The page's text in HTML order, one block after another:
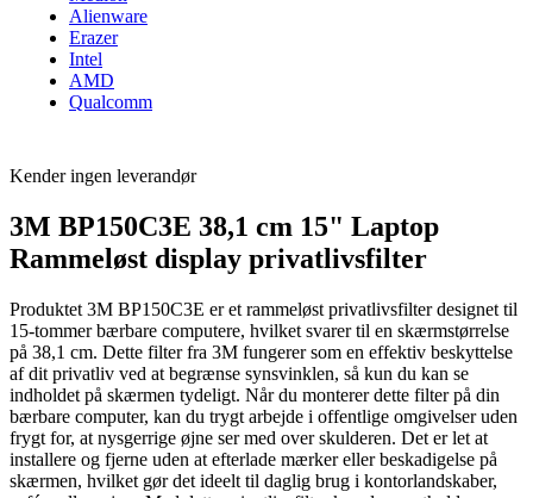
Alienware
Erazer
Intel
AMD
Qualcomm
Kender ingen leverandør
3M BP150C3E 38,1 cm 15" Laptop
Rammeløst display privatlivsfilter
Produktet 3M BP150C3E er et rammeløst privatlivsfilter designet til
15-tommer bærbare computere, hvilket svarer til en skærmstørrelse
på 38,1 cm. Dette filter fra 3M fungerer som en effektiv beskyttelse
af dit privatliv ved at begrænse synsvinklen, så kun du kan se
indholdet på skærmen tydeligt. Når du monterer dette filter på din
bærbare computer, kan du trygt arbejde i offentlige omgivelser uden
frygt for, at nysgerrige øjne ser med over skulderen. Det er let at
installere og fjerne uden at efterlade mærker eller beskadigelse på
skærmen, hvilket gør det ideelt til daglig brug i kontorlandskaber,